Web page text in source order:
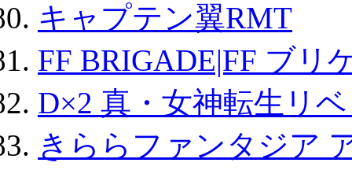
キャプテン翼RMT
FF BRIGADE|FF ブリ
D×2 真・女神転生リ
きららファンタジア